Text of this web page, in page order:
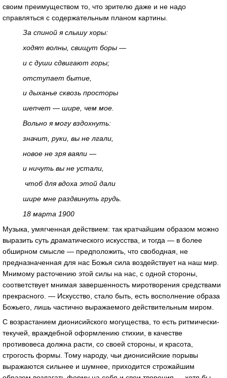
своим преимуществом то, что зрителю даже и не надо
справляться с содержательным планом картины.
За спиной я слышу хоры:
ходят волны, свищут боры —
и с души сдвигают горы;
отступает бытие,
и дыханье сквозь просторы
шепчет — шире, чем мое.
Вольно я могу вздохнуть:
значит, руки, вы не лгали,
новое не зря ваяли —
и ничуть вы не устали,
чтоб для вдоха этой дали
шире мне раздвинуть грудь.
18 марта 1900
Музыка, умягченная действием: так кратчайшим образом можно
выразить суть драматического искусства, и тогда — в более
обширном смысле — предположить, что свободная, не
предназначенная для нас Божья сила воздействует на наш мир.
Мнимому расточению этой силы на нас, с одной стороны,
соответствует мнимая завершенность миротворения средствами
прекрасного. — Искусство, стало быть, есть восполнение образа
Божьего, лишь частично выражаемого действительным миром.
С возрастанием дионисийского могущества, то есть ритмически-
текучей, враждебной оформлению стихии, в качестве
противовеса должна расти, со своей стороны, и красота,
строгость формы. Тому народу, чьи дионисийские порывы
выражаются сильнее и шумнее, приходится строжайшим